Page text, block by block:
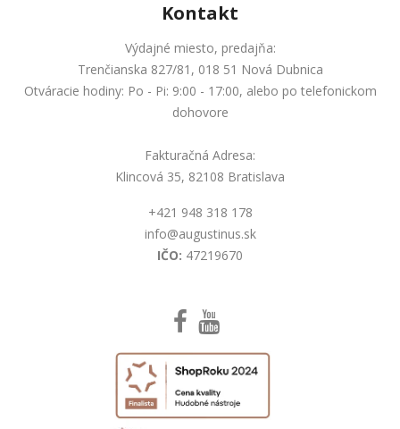
Kontakt
Výdajné miesto, predajňa:
Trenčianska 827/81, 018 51 Nová Dubnica
Otváracie hodiny: Po - Pi: 9:00 - 17:00, alebo po telefonickom
dohovore
Fakturačná Adresa:
Klincová 35, 82108 Bratislava
+421 948 318 178
info@augustinus.sk
IČO: 47219670